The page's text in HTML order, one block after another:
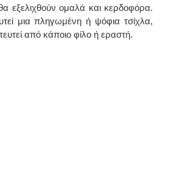
εξελιχθούν ομαλά και κερδοφόρα.
μια πληγωμένη ή ψόφια τσίχλα,
από κάποιο φίλο ή εραστή.